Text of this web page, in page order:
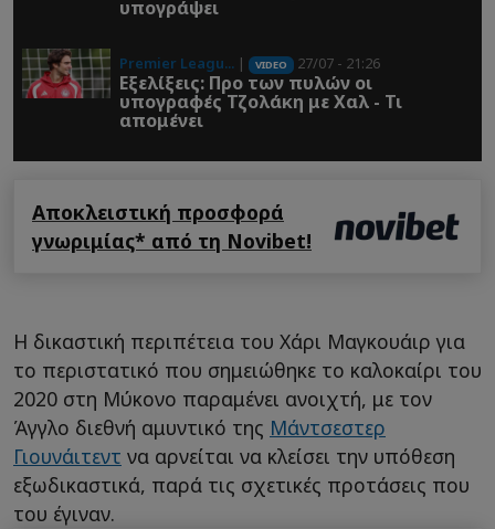
υπογράψει
Premier Leagu... | VIDEO 27/07 - 21:26
Εξελίξεις: Προ των πυλών οι
υπογραφές Τζολάκη με Χαλ - Τι
απομένει
Αποκλειστική προσφορά
γνωριμίας* από τη Novibet!
Η δικαστική περιπέτεια του Χάρι Μαγκουάιρ για
το περιστατικό που σημειώθηκε το καλοκαίρι του
2020 στη Μύκονο παραμένει ανοιχτή, με τον
Άγγλο διεθνή αμυντικό της Μάντσεστερ
Γιουνάιτεντ να αρνείται να κλείσει την υπόθεση
εξωδικαστικά, παρά τις σχετικές προτάσεις που
του έγιναν.